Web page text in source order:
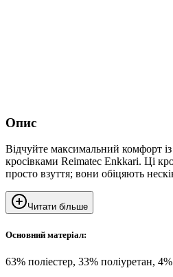
Опис
Відчуйте максимальний комфорт
кросівками Reimatec Enkkari. Ці
просто взуття; вони обіцяють
Читати більше
Основний матеріал:
63% поліестер, 33% поліуретан,